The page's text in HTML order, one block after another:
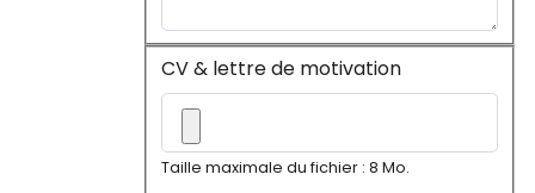
CV & lettre de motivation
Taille maximale du fichier : 8 Mo.